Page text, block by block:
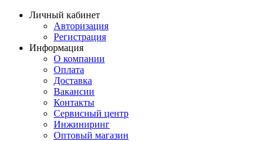
Личный кабинет
Авторизация
Регистрация
Информация
О компании
Оплата
Доставка
Вакансии
Контакты
Сервисный центр
Инжиниринг
Оптовый магазин